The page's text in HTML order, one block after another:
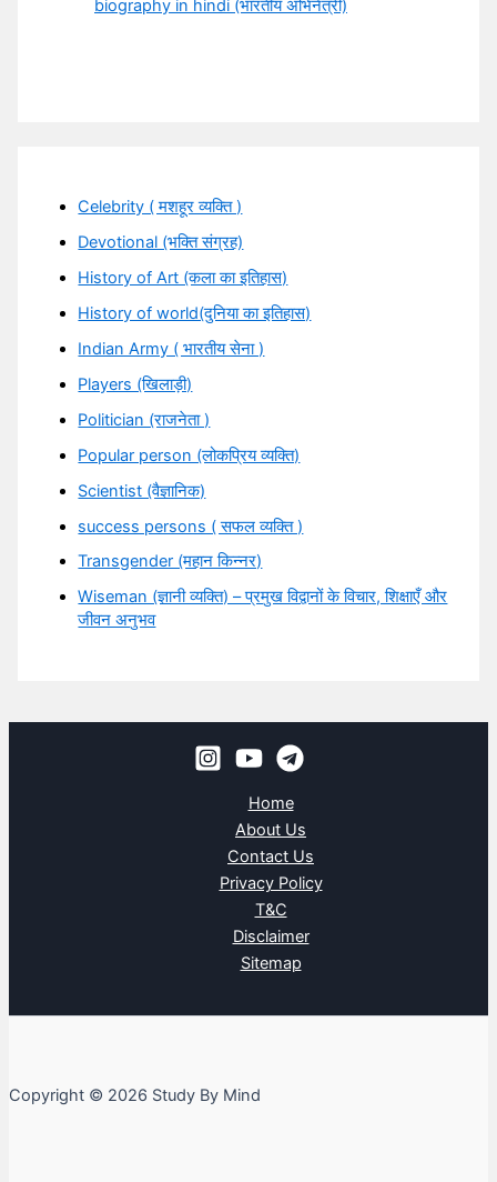
biography in hindi (भारतीय अभिनेत्री)
Celebrity ( मशहूर व्यक्ति )
Devotional (भक्ति संग्रह)
History of Art (कला का इतिहास)
History of world(दुनिया का इतिहास)
Indian Army ( भारतीय सेना )
Players (खिलाड़ी)
Politician (राजनेता )
Popular person (लोकप्रिय व्यक्ति)
Scientist (वैज्ञानिक)
success persons ( सफल व्यक्ति )
Transgender (महान किन्नर)
Wiseman (ज्ञानी व्यक्ति) – प्रमुख विद्वानों के विचार, शिक्षाएँ और
जीवन अनुभव
Home
About Us
Contact Us
Privacy Policy
T&C
Disclaimer
Sitemap
Copyright © 2026 Study By Mind